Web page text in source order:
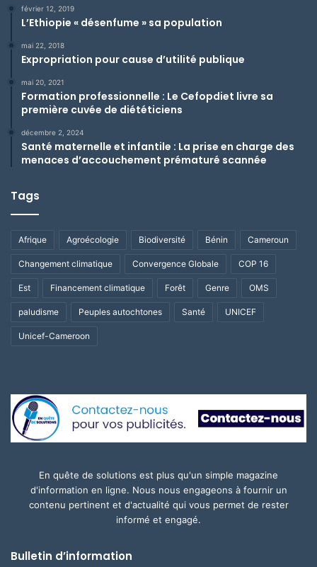
février 12, 2019
L’Ethiopie « désenfume » sa population
mai 22, 2018
Expropriation pour cause d’utilité publique
mai 20, 2021
Formation professionnelle : Le Cefopdiet livre sa
première cuvée de diététiciens
décembre 2, 2024
Santé maternelle et infantile : La prise en charge des
menaces d’accouchement prématuré scannée
Tags
Afrique Agroécologie Biodiversité Bénin Cameroun
Changement climatique Convergence Globale COP 16
Est Financement climatique Forêt Genre OMS
paludisme Peuples autochtones Santé UNICEF
Unicef-Cameroon
En quête de solutions est plus qu'un simple magazine
d'information en ligne. Nous nous engageons à fournir un
contenu pertinent et d'actualité qui vous permet de rester
informé et engagé.
Bulletin d’information